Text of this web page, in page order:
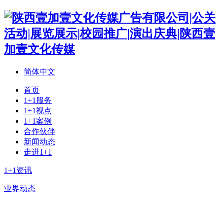
简体中文
首页
1+1服务
1+1视点
1+1案例
合作伙伴
新闻动态
走进1+1
1+1资讯
业界动态